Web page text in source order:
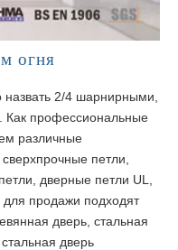
огня
2/4 шарнирными,
Как профессиональные
различные
петли,
дверные петли UL,
для продажи подходят
дверь, стальная
дверь